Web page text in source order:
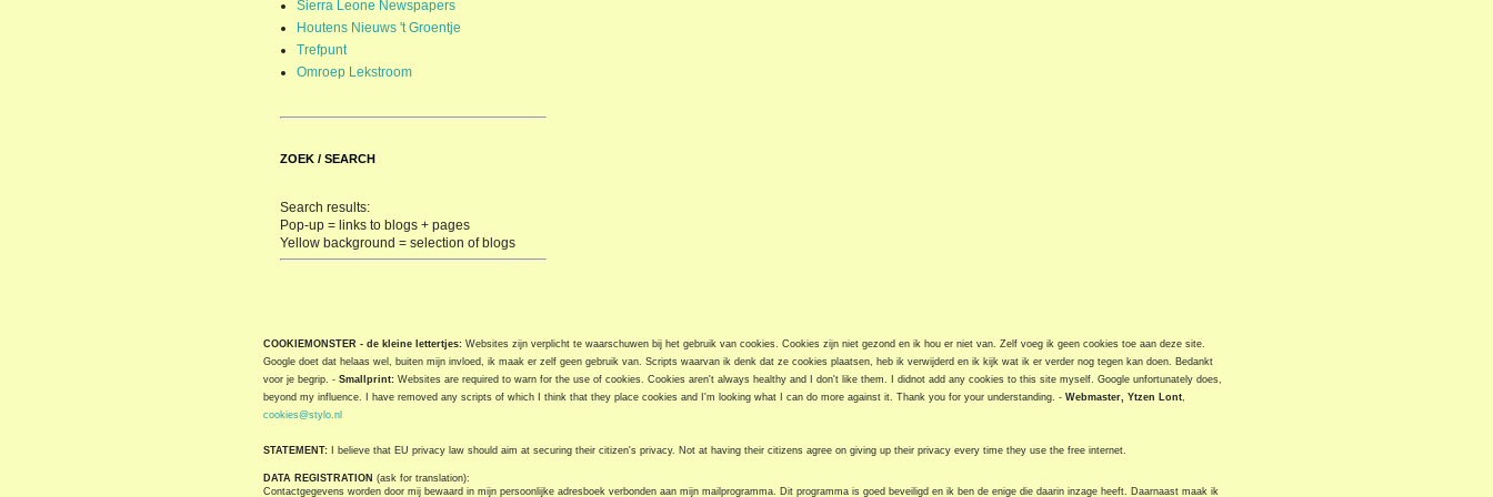
Sierra Leone Newspapers
Houtens Nieuws 't Groentje
Trefpunt
Omroep Lekstroom
ZOEK / SEARCH
Search results:
Pop-up = links to blogs + pages
Yellow background = selection of blogs
COOKIEMONSTER - de kleine lettertjes: Websites zijn verplicht te waarschuwen bij het gebruik van cookies. Cookies zijn niet gezond en ik hou er niet van. Zelf voeg ik geen cookies toe aan deze site.
Google doet dat helaas wel, buiten mijn invloed, ik maak er zelf geen gebruik van. Scripts waarvan ik denk dat ze cookies plaatsen, heb ik verwijderd en ik kijk wat ik er verder nog tegen kan doen. Bedankt
voor je begrip. - Smallprint: Websites are required to warn for the use of cookies. Cookies aren't always healthy and I don't like them. I didnot add any cookies to this site myself. Google unfortunately does,
beyond my influence. I have removed any scripts of which I think that they place cookies and I'm looking what I can do more against it. Thank you for your understanding. - Webmaster, Ytzen Lont,
cookies@stylo.nl
STATEMENT: I believe that EU privacy law should aim at securing their citizen's privacy. Not at having their citizens agree on giving up their privacy every time they use the free internet.
DATA REGISTRATION (ask for translation):
Contactgegevens worden door mij bewaard in mijn persoonlijke adresboek verbonden aan mijn mailprogramma. Dit programma is goed beveiligd en ik ben de enige die daarin inzage heeft. Daarnaast maak ik